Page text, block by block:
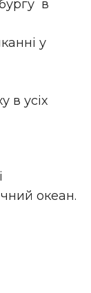
в
у
в усіх
океан.